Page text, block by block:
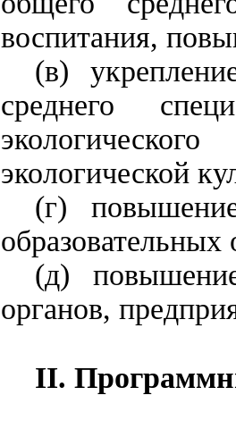
воспитания,
(в)
среднего
экологической
(г)
образовательных
(д)
органов,
II.